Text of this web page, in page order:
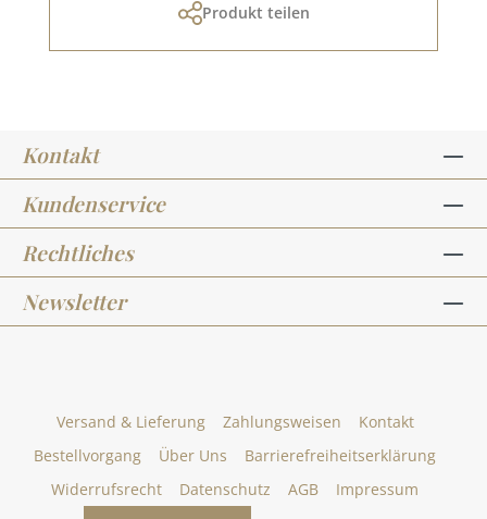
Produkt teilen
Kontakt
Kundenservice
Rechtliches
Newsletter
Versand & Lieferung Zahlungsweisen
Kontakt
Bestellvorgang
Über Uns
Barrierefreiheitserklärung
Widerrufsrecht
Datenschutz AGB
Impressum